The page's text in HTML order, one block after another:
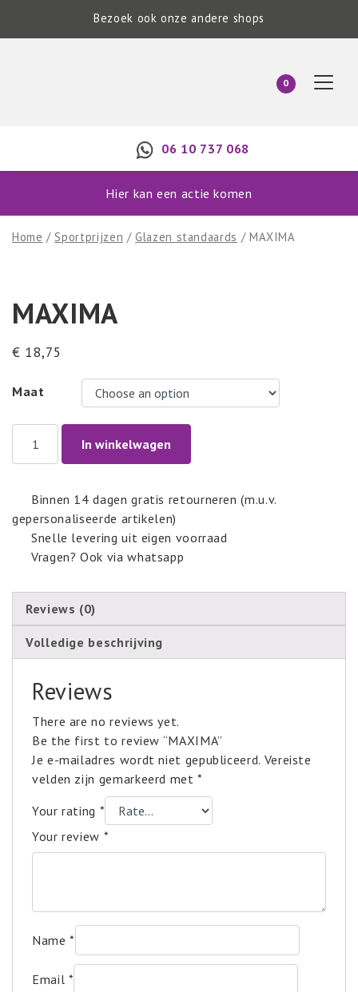
Bezoek ook onze andere shops
0
06 10 737 068
Hier kan een actie komen
Home /Sportprijzen /Glazen standaards / MAXIMA
MAXIMA
€ 18,75
Maat
quantity
In winkelwagen
Binnen 14 dagen gratis retourneren (m.u.v.
gepersonaliseerde artikelen)
Snelle levering uit eigen voorraad
Vragen? Ook via whatsapp
Reviews (0)
Volledige beschrijving
Reviews
There are no reviews yet.
Be the first to review “MAXIMA”
Je e-mailadres wordt niet gepubliceerd. Vereiste
velden zijn gemarkeerd met*
Your rating *
Your review *
Name*
Email *